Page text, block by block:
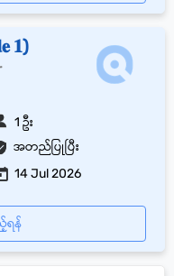
𝟏)
အတည်ပြုပြီး
1 ဦး
14 Jul 2026
ရန်